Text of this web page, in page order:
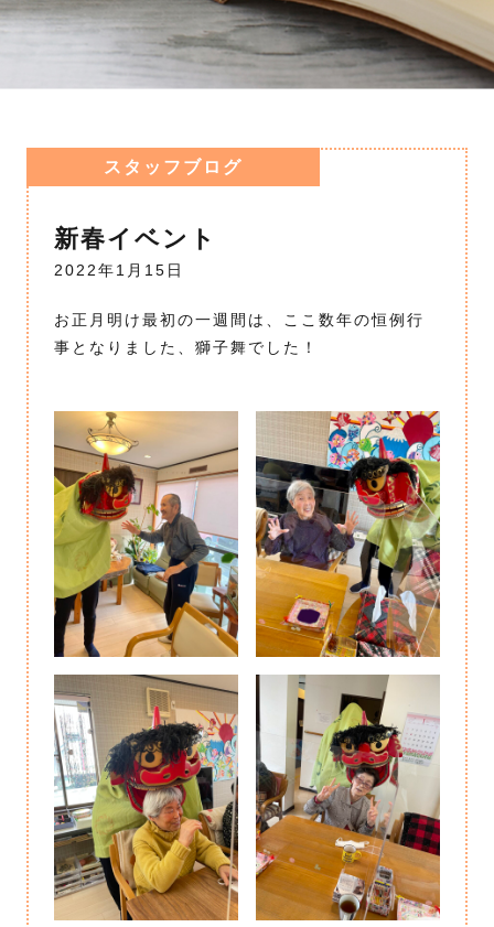
スタッフブログ
新春イベント
2022年1月15日
お正月明け最初の一週間は、ここ数年の恒例行
事となりました、獅子舞でした！